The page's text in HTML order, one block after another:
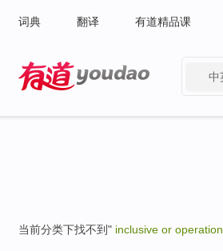
词典 翻译 有道精品课
中
当前分类下找不到" inclusive or operation